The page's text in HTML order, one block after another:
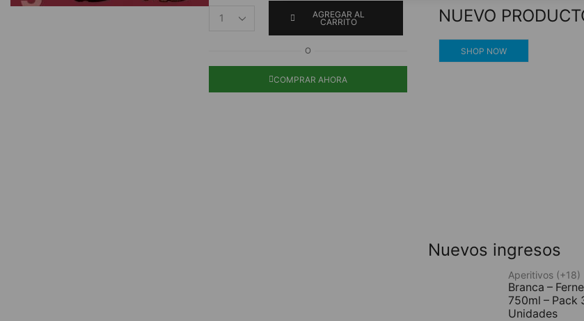
AGREGAR AL
CARRITO
O
COMPRAR AHORA
NUEVO
SHOP NOW
Nuevos ingresos
Aperitivos (+18)
Branca –
750ml – Pack
Unidades